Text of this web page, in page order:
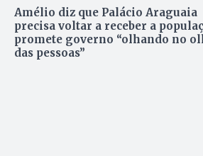
Amélio diz que Palácio Araguaia
precisa voltar a receber a
promete governo “olhando no
das pessoas”